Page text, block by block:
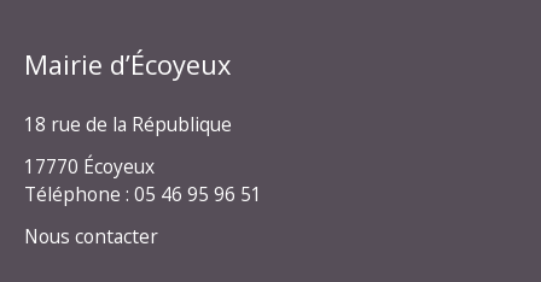
Mairie d’Écoyeux
18 rue de la République
17770 Écoyeux
Téléphone : 05 46 95 96 51
Nous contacter